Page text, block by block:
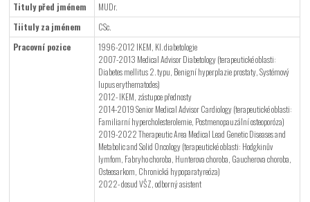
Tituly před jménem
MUDr.
Tiituly za jménem
CSc.
Pracovní pozice
1996-2012 IKEM, Kl. diabetologie
2007-2013 Medical Advisor Diabetology (terapeutické oblasti:
Diabetes mellitus 2. typu, Benigní hyperplazie prostaty, Systémový
lupus erythematodes)
2012- IKEM, zástupce přednosty
2014-2019 Senior Medical Advisor Cardiology (terapeutické oblasti:
Familiarní hypercholesterolemie, Postmenopauzální osteoporóza)
2019-2022 Therapeutic Area Medical Lead Genetic Diseases and
Metabolic and Solid Oncology (terapeutické oblasti: Hodgkinův
lymfom, Fabryho choroba, Hunterova choroba, Gaucherova choroba,
Osteosarkom, Chronická hypoparatyreóza)
2022- dosud VŠZ, odborný asistent